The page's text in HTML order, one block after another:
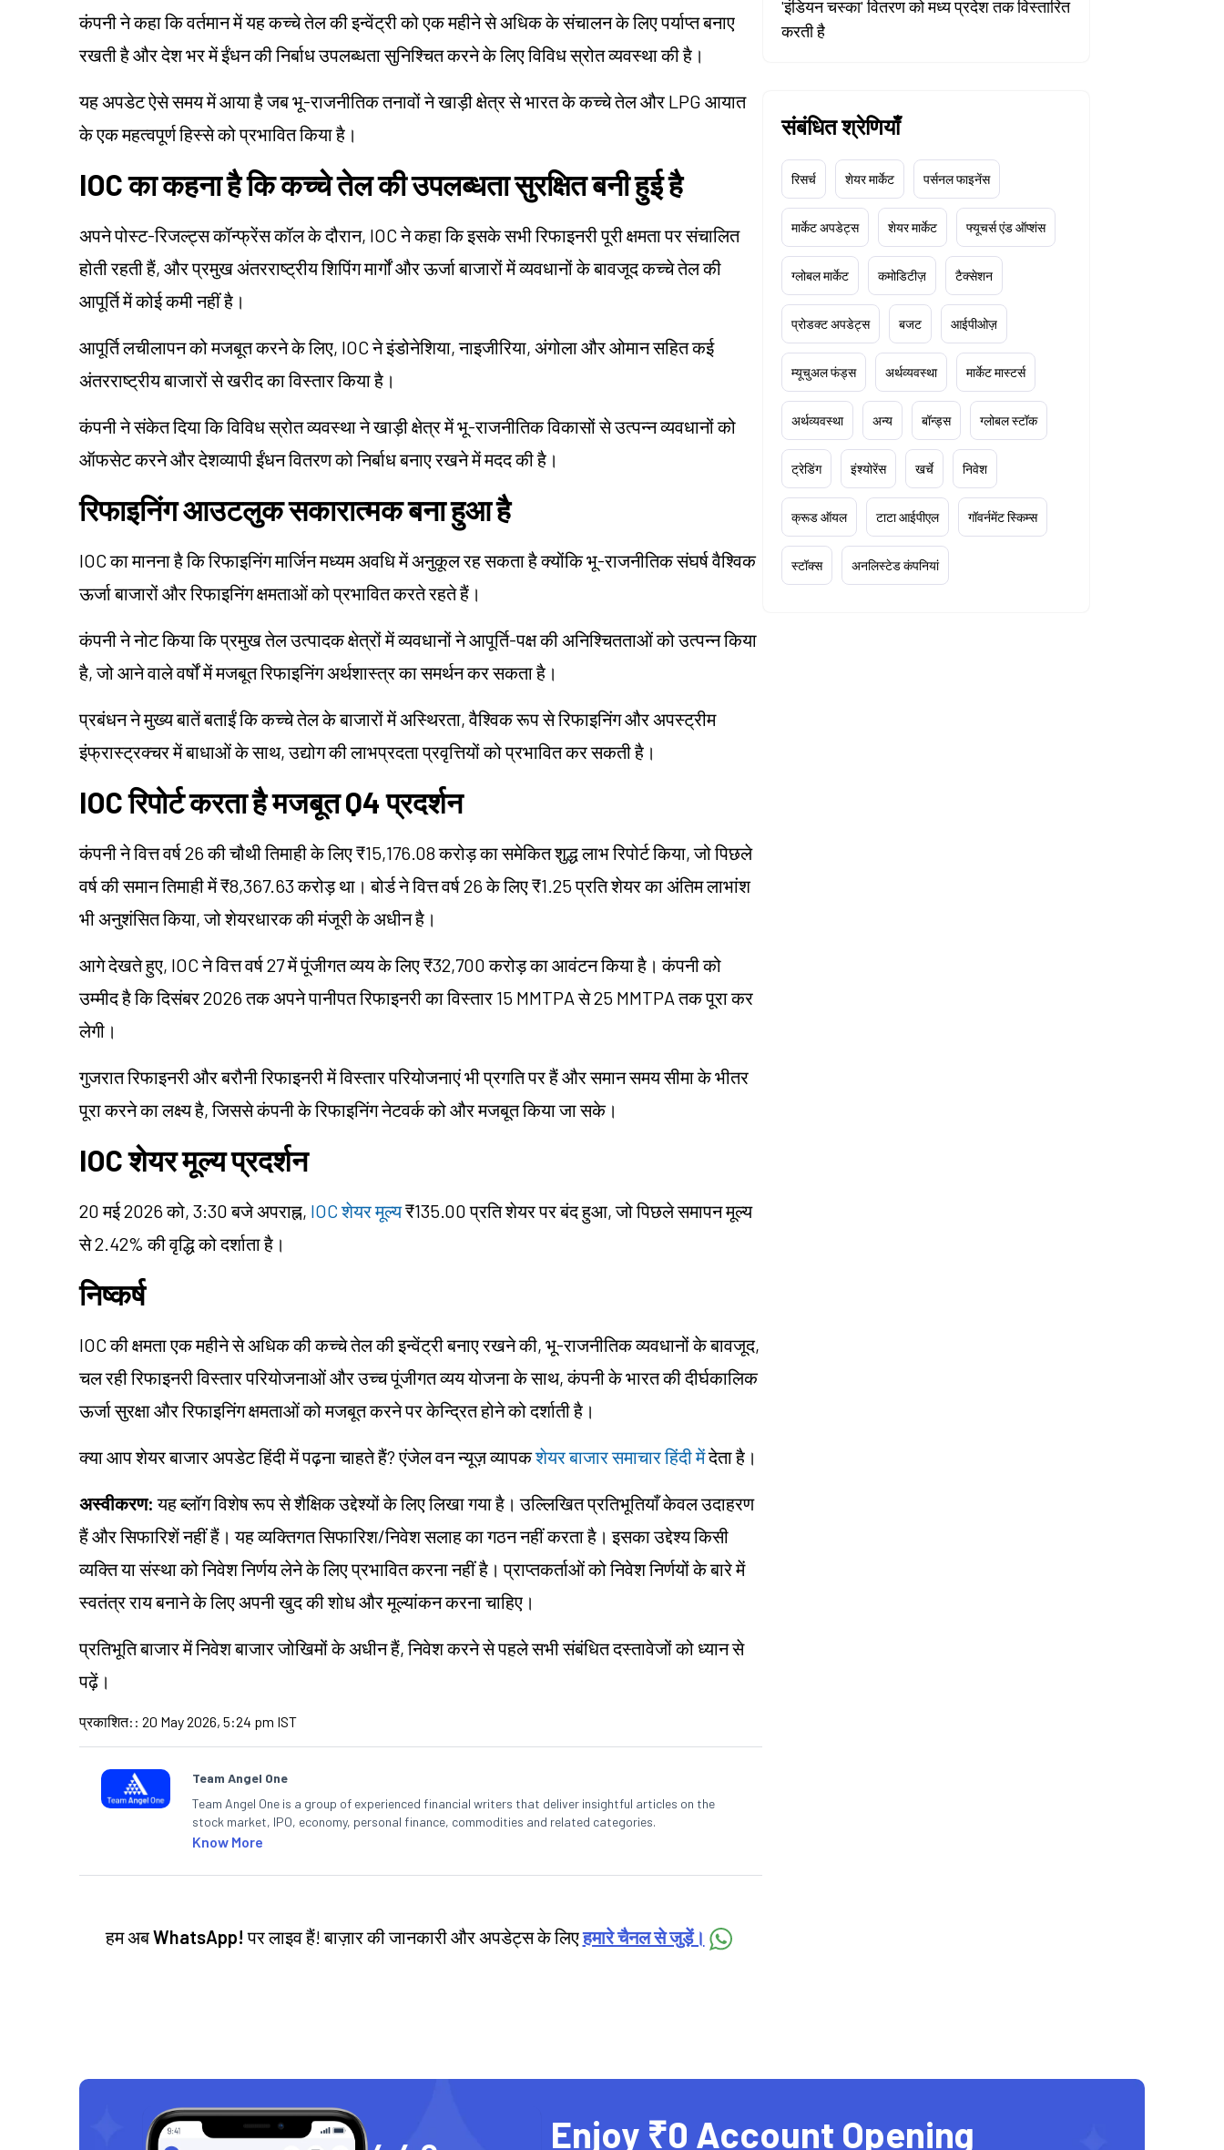
कंपनी ने कहा कि वर्तमान में यह कच्चे तेल की इन्वेंट्री को एक महीने से अधिक के संचालन के लिए पर्याप्त बनाए
रखती है और देश भर में ईंधन की निर्बाध उपलब्धता सुनिश्चित करने के लिए विविध स्रोत व्यवस्था की है।
यह अपडेट ऐसे समय में आया है जब भू-राजनीतिक तनावों ने खाड़ी क्षेत्र से भारत के कच्चे तेल और LPG आयात
के एक महत्वपूर्ण हिस्से को प्रभावित किया है।
IOC का कहना है कि कच्चे तेल की उपलब्धता सुरक्षित बनी हुई है
अपने पोस्ट-रिजल्ट्स कॉन्फ्रेंस कॉल के दौरान, IOC ने कहा कि इसके सभी रिफाइनरी पूरी क्षमता पर संचालित
होती रहती हैं, और प्रमुख अंतरराष्ट्रीय शिपिंग मार्गों और ऊर्जा बाजारों में व्यवधानों के बावजूद कच्चे तेल की
आपूर्ति में कोई कमी नहीं है।
आपूर्ति लचीलापन को मजबूत करने के लिए, IOC ने इंडोनेशिया, नाइजीरिया, अंगोला और ओमान सहित कई
अंतरराष्ट्रीय बाजारों से खरीद का विस्तार किया है।
कंपनी ने संकेत दिया कि विविध स्रोत व्यवस्था ने खाड़ी क्षेत्र में भू-राजनीतिक विकासों से उत्पन्न व्यवधानों को
ऑफसेट करने और देशव्यापी ईंधन वितरण को निर्बाध बनाए रखने में मदद की है।
रिफाइनिंग आउटलुक सकारात्मक बना हुआ है
IOC का मानना है कि रिफाइनिंग मार्जिन मध्यम अवधि में अनुकूल रह सकता है क्योंकि भू-राजनीतिक संघर्ष वैश्विक
ऊर्जा बाजारों और रिफाइनिंग क्षमताओं को प्रभावित करते रहते हैं।
कंपनी ने नोट किया कि प्रमुख तेल उत्पादक क्षेत्रों में व्यवधानों ने आपूर्ति-पक्ष की अनिश्चितताओं को उत्पन्न किया
है, जो आने वाले वर्षों में मजबूत रिफाइनिंग अर्थशास्त्र का समर्थन कर सकता है।
प्रबंधन ने मुख्य बातें बताईं कि कच्चे तेल के बाजारों में अस्थिरता, वैश्विक रूप से रिफाइनिंग और अपस्ट्रीम
इंफ्रास्ट्रक्चर में बाधाओं के साथ, उद्योग की लाभप्रदता प्रवृत्तियों को प्रभावित कर सकती है।
IOC रिपोर्ट करता है मजबूत Q4 प्रदर्शन
कंपनी ने वित्त वर्ष 26 की चौथी तिमाही के लिए ₹15,176.08 करोड़ का समेकित शुद्ध लाभ रिपोर्ट किया, जो पिछले
वर्ष की समान तिमाही में ₹8,367.63 करोड़ था। बोर्ड ने वित्त वर्ष 26 के लिए ₹1.25 प्रति शेयर का अंतिम लाभांश
भी अनुशंसित किया, जो शेयरधारक की मंजूरी के अधीन है।
आगे देखते हुए, IOC ने वित्त वर्ष 27 में पूंजीगत व्यय के लिए ₹32,700 करोड़ का आवंटन किया है। कंपनी को
उम्मीद है कि दिसंबर 2026 तक अपने पानीपत रिफाइनरी का विस्तार 15 MMTPA से 25 MMTPA तक पूरा कर
लेगी।
गुजरात रिफाइनरी और बरौनी रिफाइनरी में विस्तार परियोजनाएं भी प्रगति पर हैं और समान समय सीमा के भीतर
पूरा करने का लक्ष्य है, जिससे कंपनी के रिफाइनिंग नेटवर्क को और मजबूत किया जा सके।
IOC शेयर मूल्य प्रदर्शन
20 मई 2026 को, 3:30 बजे अपराह्न, IOC शेयर मूल्य₹135.00 प्रति शेयर पर बंद हुआ, जो पिछले समापन मूल्य
से 2.42% की वृद्धि को दर्शाता है।
निष्कर्ष
IOC की क्षमता एक महीने से अधिक की कच्चे तेल की इन्वेंट्री बनाए रखने की, भू-राजनीतिक व्यवधानों के बावजूद,
चल रही रिफाइनरी विस्तार परियोजनाओं और उच्च पूंजीगत व्यय योजना के साथ, कंपनी के भारत की दीर्घकालिक
ऊर्जा सुरक्षा और रिफाइनिंग क्षमताओं को मजबूत करने पर केन्द्रित होने को दर्शाती है।
क्या आप शेयर बाजार अपडेट हिंदी में पढ़ना चाहते हैं? एंजेल वन न्यूज़ व्यापकशेयर बाजार समाचार हिंदी मेंदेता है।
अस्वीकरण: यह ब्लॉग विशेष रूप से शैक्षिक उद्देश्यों के लिए लिखा गया है। उल्लिखित प्रतिभूतियाँ केवल उदाहरण
हैं और सिफारिशें नहीं हैं। यह व्यक्तिगत सिफारिश/निवेश सलाह का गठन नहीं करता है। इसका उद्देश्य किसी
व्यक्ति या संस्था को निवेश निर्णय लेने के लिए प्रभावित करना नहीं है। प्राप्तकर्ताओं को निवेश निर्णयों के बारे में
स्वतंत्र राय बनाने के लिए अपनी खुद की शोध और मूल्यांकन करना चाहिए।
प्रतिभूति बाजार में निवेश बाजार जोखिमों के अधीन हैं, निवेश करने से पहले सभी संबंधित दस्तावेजों को ध्यान से
पढ़ें।
प्रकाशित: : 20 May 2026, 5:24 pm IST
Team Angel One
Team Angel One is a group of experienced financial writers that deliver insightful articles on the
stock market, IPO, economy, personal finance, commodities and related categories.
Know More
हम अबWhatsApp! पर लाइव हैं! बाज़ार की जानकारी और अपडेट्स के लिएहमारे चैनल से जुड़ें।
'इंडियन चस्का' वितरण को मध्य प्रदेश तक विस्तारित
करती है
संबंधित श्रेणियाँ
रिसर्च शेयर मार्केट पर्सनल फाइनेंस
मार्केट अपडेट्स शेयर मार्केट फ्यूचर्स एंड ऑप्शंस
ग्लोबल मार्केट कमोडिटीज़ टैक्सेशन
प्रोडक्ट अपडेट्स बजट आईपीओज़
म्यूचुअल फंड्स अर्थव्यवस्था मार्केट मास्टर्स
अर्थव्यवस्था अन्य बॉन्ड्स ग्लोबल स्टॉक
ट्रेडिंग इंश्योरेंस खर्चे निवेश
क्रूड ऑयल टाटा आईपीएल गॉवर्नमेंट स्किम्स
स्टॉक्स अनलिस्टेड कंपनियां
Enjoy ₹0 Account Opening